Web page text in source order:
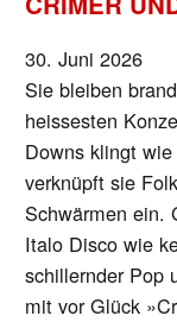
30. Juni 2026
Sie bleiben
heissesten
Downs klingt
verknüpft sie
Schwärmen ein.
Italo Disco wie
schillernder Pop
mit vor Glück